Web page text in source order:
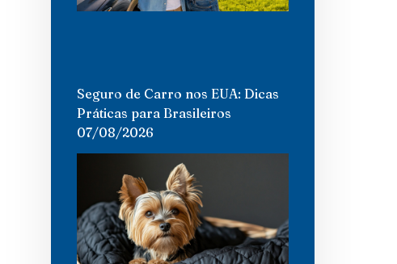
Seguro de Carro nos EUA: Dicas
Práticas para Brasileiros
07/08/2026